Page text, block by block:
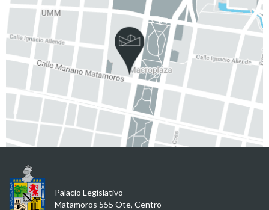
Palacio Legislativo
Matamoros 555 Ote, Centro